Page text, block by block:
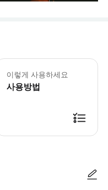
이렇게 사용하세요
사용방법